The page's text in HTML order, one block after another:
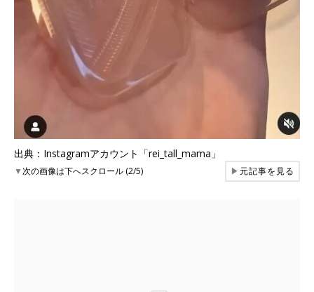
出典：Instagramアカウント「rei_tall_mama」
▼次の画像は下へスクロール (2/5) ▶元記事を見る